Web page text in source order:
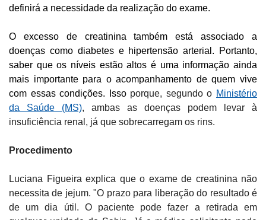
definirá a necessidade da realização do exame.
O excesso de creatinina também está associado a
doenças como diabetes e hipertensão arterial. Portanto,
saber que os níveis estão altos é uma informação ainda
mais importante para o acompanhamento de quem vive
com essas condições. Isso porque, segundo o Ministério
da Saúde (MS), ambas as doenças podem levar à
insuficiência renal, já que sobrecarregam os rins.
Procedimento
Luciana Figueira explica que o exame de creatinina não
necessita de jejum. "O prazo para liberação do resultado é
de um dia útil. O paciente pode fazer a retirada em